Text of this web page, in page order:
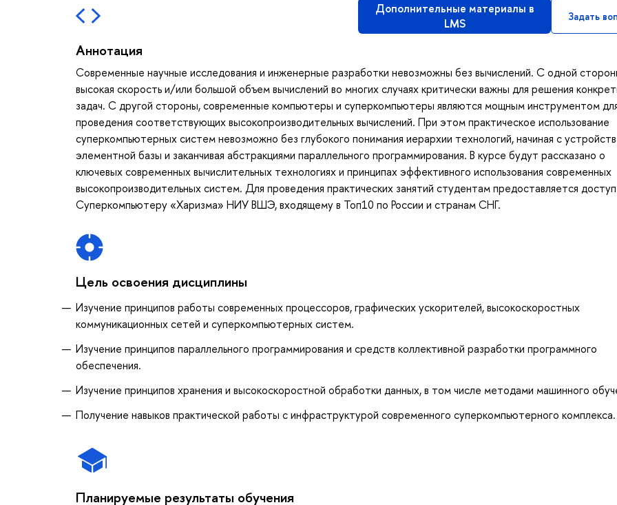
Дополнительные материалы в
LMS
Задать
Аннотация
Современные научные исследования и инженерные разработки невозможны без вычислений. С одной
высокая скорость и/или большой объем вычислений во многих случаях критически важны для решения
задач. С другой стороны, современные компьютеры и суперкомпьютеры являются мощным инструментом
проведения соответствующих высокопроизводительных вычислений. При этом практическое использование
суперкомпьютерных систем невозможно без глубокого понимания иерархии технологий, начиная с
элементной базы и заканчивая абстракциями параллельного программирования. В курсе будут рассказано о
ключевых современных вычислительных технологиях и принципах эффективного использования современных
высокопроизводительных систем. Для проведения практических занятий студентам предоставляется
Суперкомпьютеру «Харизма» НИУ ВШЭ, входящему в Топ10 по России и странам СНГ.
Цель освоения дисциплины
Изучение принципов работы современных процессоров, графических ускорителей, высокоскоростных
коммуникационных сетей и суперкомпьютерных систем.
Изучение принципов параллельного программирования и средств коллективной разработки программного
обеспечения.
Изучение принципов хранения и высокоскоростной обработки данных, в том числе методами машинного
Получение навыков практической работы с инфраструктурой современного суперкомпьютерного комплекса.
Планируемые результаты обучения